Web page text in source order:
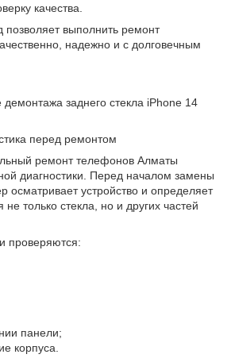
качества.
позволяет выполнить ремонт
надежно и с долговечным
заднего стекла iPhone 14
перед ремонтом
ремонт телефонов Алматы
диагностики. Перед началом замены
осматривает устройство и определяет
только стекла, но и других частей
проверяются:
панели;
корпуса.